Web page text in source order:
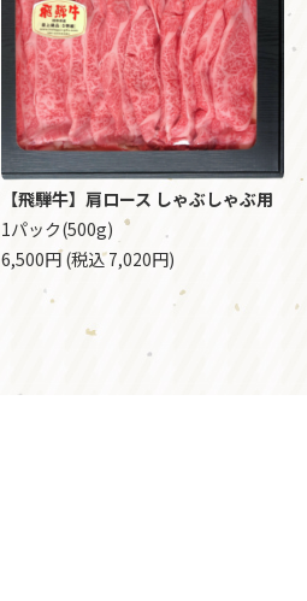
【飛騨牛】肩ロース しゃぶしゃぶ用
1パック(500g)
6,500円 (税込 7,020円)